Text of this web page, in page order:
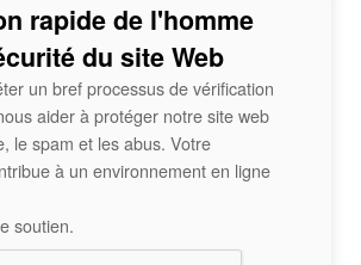
rapide de l'homme
du site Web
un bref processus de vérification
aider à protéger notre site web
le spam et les abus. Votre
à un environnement en ligne
soutien.